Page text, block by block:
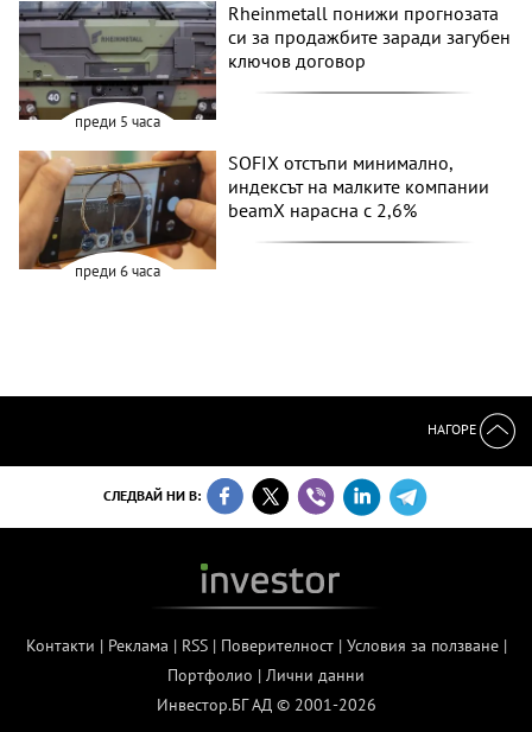
преди 5 часа
Rheinmetall понижи прогнозата
си за продажбите заради загубен
ключов договор
преди 6 часа
SOFIX отстъпи минимално,
индексът на малките компании
beamX нарасна с 2,6%
НАГОРЕ
СЛЕДВАЙ НИ В:
Контакти | Реклама | RSS| Поверителност| Условия за ползване|
Портфолио | Лични данни
Инвестор.БГ АД © 2001-2026